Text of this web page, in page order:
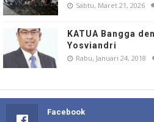
Sabtu, Maret 21, 2026
KATUA Bangga
Yosviandri
Rabu, Januari 24, 2018
Facebook